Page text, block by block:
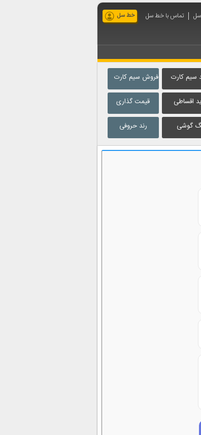
خط سل تماس با خط سل
فروش سیم کارت
قیمت گذاری
رند حروفی
سیم کارت
اقساطی
گوشی